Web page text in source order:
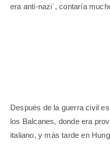
era anti-nazi´, contaría
Después de la guerra civil
los Balcanes, donde era
italiano, y más tarde en